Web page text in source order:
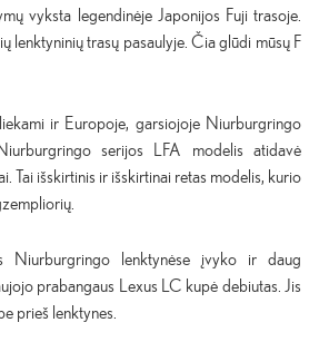
vyksta legendinėje Japonijos Fuji trasoje.
lenktyninių trasų pasaulyje. Čia glūdi mūsų F
ir Europoje, garsiojoje Niurburgringo
serijos LFA modelis atidavė
Tai išskirtinis ir išskirtinai retas modelis, kurio
Niurburgringo lenktynėse įvyko ir daug
prabangaus Lexus LC kupė debiutas. Jis
prieš lenktynes.